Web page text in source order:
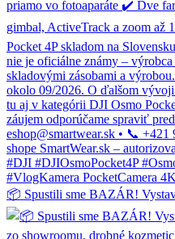
📦 Spustili sme BAZÁR!